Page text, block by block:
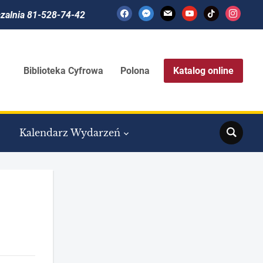
facebookmessenger
mail youtubetiktok instagram
81-528-74-42
Biblioteka Cyfrowa Polona Katalog online
Kalendarz Wydarzeń Search